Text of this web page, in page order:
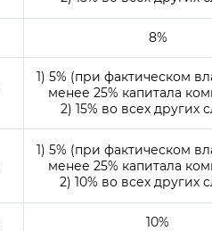
8%
1) 5% (при фактическом
менее 25% капитала
2) 15% во всех других
1) 5% (при фактическом
менее 25% капитала
2) 10% во всех других
10%